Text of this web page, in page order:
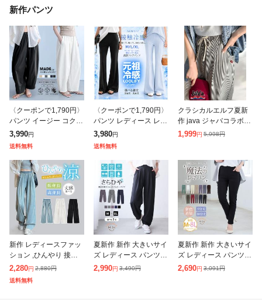
新作パンツ
〈クーポンで1,790円〉
パンツ イージー コクー
ンパンツ レディース ボ
トム 速乾 UVカット パ
ンツ カーブパンツ ワイ
ドパ
3,990円
送料無料
〈クーポンで1,790円〉
パンツ レディース レギ
ンス レギパン 美脚 脚
長効果 フレア フレアパ
ンツ レギンスパンツ 細
見え
3,980円
送料無料
クラシカルエルフ夏新
作 java ジャバコラボ ボ
トムス パンツ レディー
ツ ス
1,999円 5,998円
新作 レディースファッ
ション ,ひんやり 接触
冷感 ワイドデニム UV
カット 涼感ワイドパン
ツ デニムパンツ ウエス
2,280円 2,880円
送料無料
夏新作 新作 大きいサイ
ズ レディース パンツ |
<撥水加工でストレスフ
2,990円 3,490円
夏新作 新作 大きいサイ
ズ レディース パンツ |
新色追加!! のび〜る ス
2,690円 3,091円